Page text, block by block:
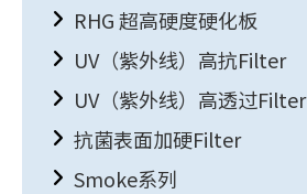
RHG 超高硬度硬化板
UV（紫外线）高抗Filter
UV（紫外线）高透过Filter
抗菌表面加硬Filter
Smoke系列